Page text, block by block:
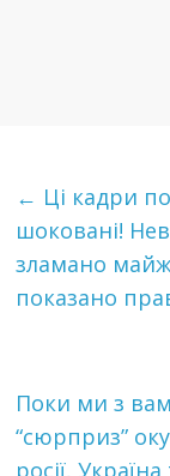
← Ці кадри
шoкoвaнi!
зламано
показано
Поки ми з
“сюрприз”